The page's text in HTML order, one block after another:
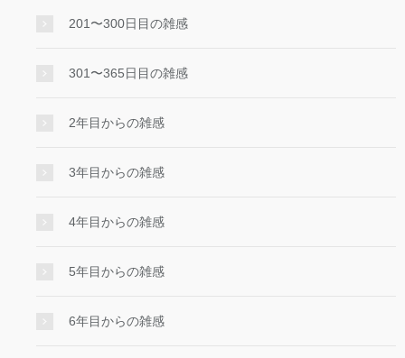
201〜300日目の雑感
301〜365日目の雑感
2年目からの雑感
3年目からの雑感
4年目からの雑感
5年目からの雑感
6年目からの雑感